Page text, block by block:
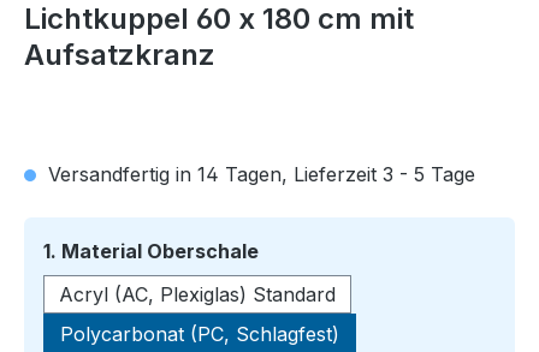
Lichtkuppel 60 x 180 cm mit
Aufsatzkranz
Versandfertig in 14 Tagen, Lieferzeit 3 - 5 Tage
1. Material Oberschaleauswählen
Acryl (AC, Plexiglas) Standard
Polycarbonat (PC, Schlagfest)